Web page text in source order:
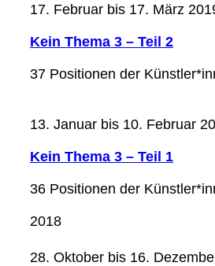
17. Februar bis 17. März
Kein Thema 3 – Teil 2
37 Positionen der
13. Januar bis 10. Februar
Kein Thema 3 – Teil 1
36 Positionen der
2018
28. Oktober bis 16.